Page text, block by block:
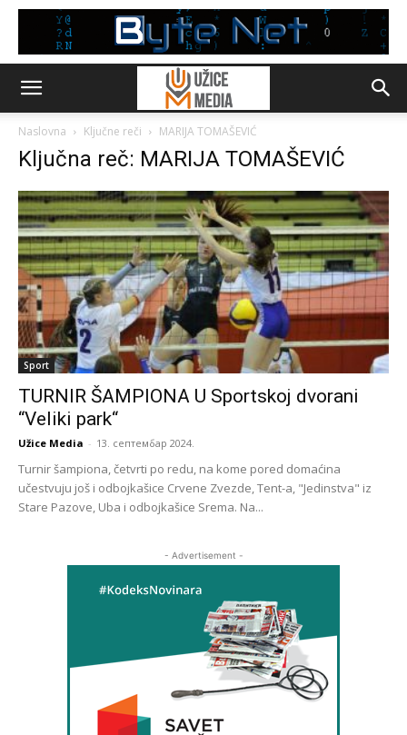
Naslovna Ključne reči MARIJA TOMAŠEVIĆ
Ključna reč: MARIJA TOMAŠEVIĆ
Sport
TURNIR ŠAMPIONA U Sportskoj dvorani
“Veliki park“
Užice Media - 13. септембар 2024.
Turnir šampiona, četvrti po redu, na kome pored domaćina
učestvuju još i odbojkašice Crvene Zvezde, Tent-a, "Jedinstva" iz
Stare Pazove, Uba i odbojkašice Srema. Na...
- Advertisement -